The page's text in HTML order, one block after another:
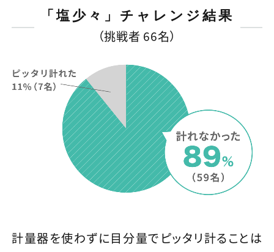
「塩少々」チャレンジ結果
（挑戦者 66名）
計量器を使わずに目分量でピッタリ計ることは